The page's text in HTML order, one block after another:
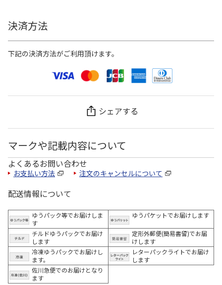
決済方法
下記の決済方法がご利用頂けます。
シェアする
マークや記載内容について
よくあるお問い合わせ
お支払い方法 注文のキャンセルについて
配送情報について
ゆうパック等でお届けしま
す
ゆうパケットでお届けします
チルドゆうパックでお届け
します
定形外郵便(簡易書留)でお届
けします
冷凍ゆうパックでお届けし
ます。
レターパックライトでお届け
します
佐川急便でのお届けとなり
ます